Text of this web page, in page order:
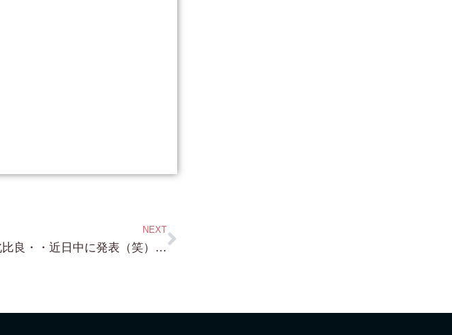
NEXT
戻りました・・北比良・・近日中に発表（笑）します！・・あと 求む 琵琶湖浜付き物件 もう とりあえず 浜付きなら どこでもいいので（笑）とりあえずは 売ってください！